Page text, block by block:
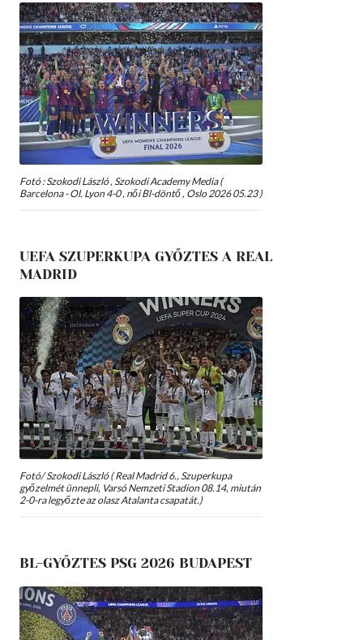
Fotó : Szokodi László , Szokodi Academy Media (
Barcelona - Ol. Lyon 4-0 , női Bl-döntő , Oslo 2026 05.23 )
UEFA SZUPERKUPA GYŐZTES A REAL
MADRID
Fotó/ Szokodi László ( Real Madrid 6., Szuperkupa
győzelmét ünnepli, Varsó Nemzeti Stadion 08.14, miután
2-0-ra legyőzte az olasz Atalanta csapatát.)
BL-GYŐZTES PSG 2026 BUDAPEST